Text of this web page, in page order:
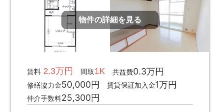
物件の詳細を見る
賃料2.3万円 間取1K 共益費0.3万円
修繕協力金50,000円 賃貸保証加入金1万円
仲介手数料25,300円